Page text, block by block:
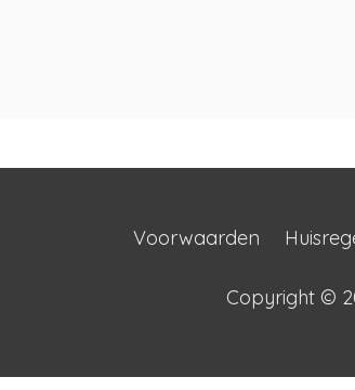
Voorwaarden
Copyright ©